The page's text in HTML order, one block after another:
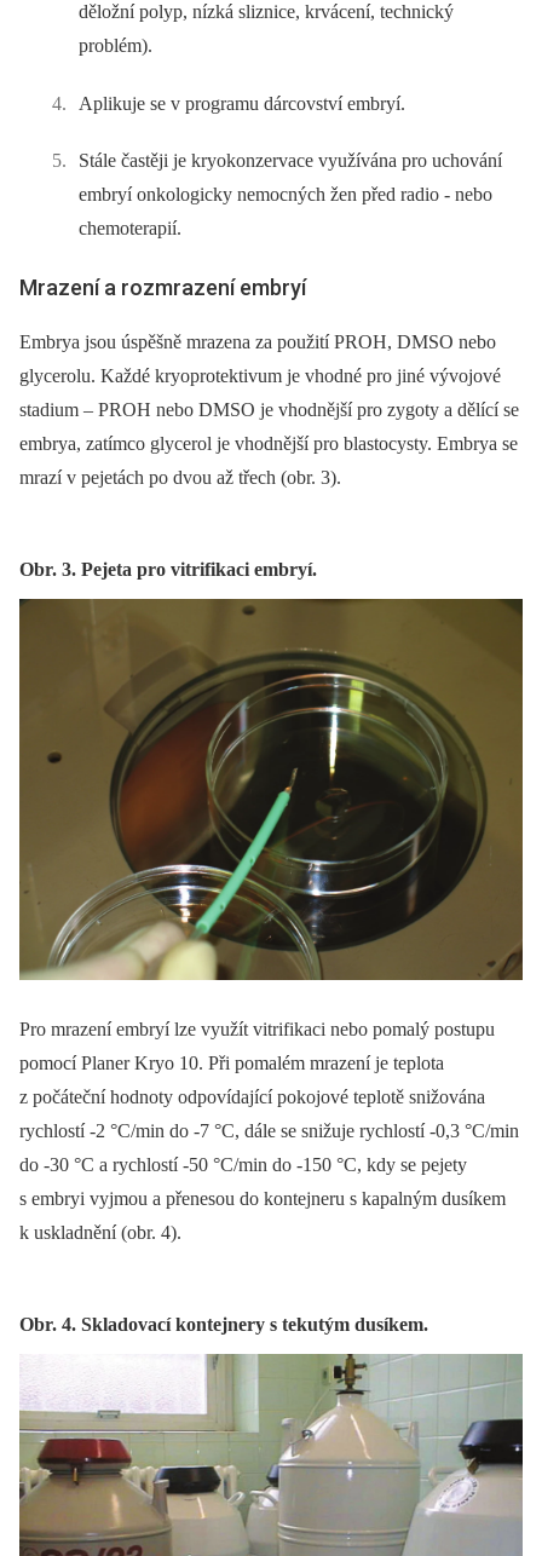
děložní polyp, nízká sliznice, krvácení, technický
problém).
Aplikuje se v programu dárcovství embryí.
Stále častěji je kryokonzervace využívána pro uchování
embryí onkologicky nemocných žen před radio -⁠ nebo
chemoterapií.
Mrazení a rozmrazení embryí
Embrya jsou úspěšně mrazena za použití PROH, DMSO nebo
glycerolu. Každé kryoprotektivum je vhodné pro jiné vývojové
stadium –⁠ PROH nebo DMSO je vhodnější pro zygoty a dělící se
embrya, zatímco glycerol je vhodnější pro blastocysty. Embrya se
mrazí v pejetách po dvou až třech (obr. 3).
Obr. 3. Pejeta pro vitrifikaci embryí.
Pro mrazení embryí lze využít vitrifikaci nebo pomalý postupu
pomocí Planer Kryo 10. Při pomalém mrazení je teplota
z počáteční hodnoty odpovídající pokojové teplotě snižována
rychlostí -2 °C/min do -7 °C, dále se snižuje rychlostí -0,3 °C/min
do -30 °C a rychlostí -50 °C/min do -150 °C, kdy se pejety
s embryi vyjmou a přenesou do kontejneru s kapalným dusíkem
k uskladnění (obr. 4).
Obr. 4. Skladovací kontejnery s tekutým dusíkem.